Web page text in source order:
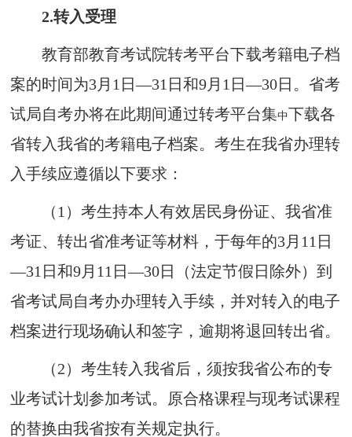
2.转入受理
教育部教育考试院转考平台下载考籍电子档
案的时间为3月1日—31日和9月1日—30日。省考
试局自考办将在此期间通过转考平台集中下载各
省转入我省的考籍电子档案。考生在我省办理转
入手续应遵循以下要求：
（1）考生持本人有效居民身份证、我省准
考证、转出省准考证等材料，于每年的3月11 日
—31日和9月11 日—30日 （法定节假日除外）到
省考试局自考办办理转入手续，并对转入的电子
档案进行现场确认和签字，逾期将退回转出省。
（2）考生转入我省后，须按我省公布的专
业考试计划参加考试。原合格课程与现考试课程
的替换由我省按有关规定执行。